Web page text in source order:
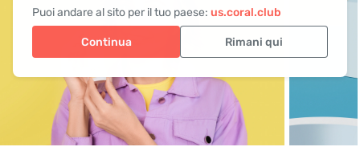
Puoi andare al sito per il tuo paese: us.coral.club
Continua Rimani qui